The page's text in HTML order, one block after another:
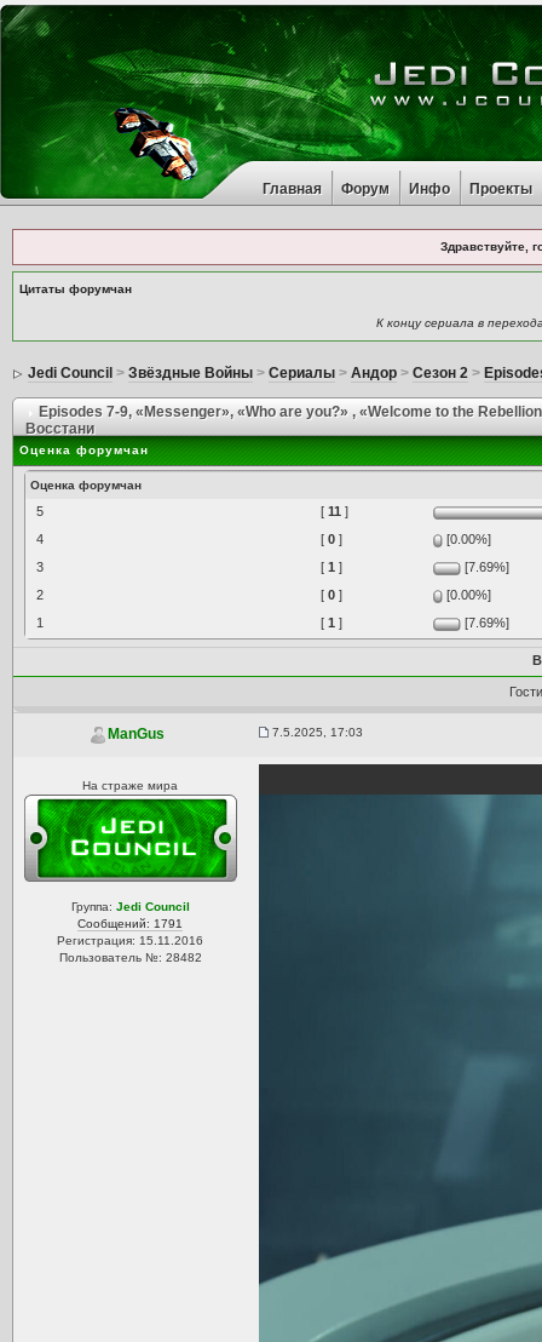
Главная Форум Инфо Проекты
Здравствуйте,
Цитаты форумчан
К концу сериала в
Jedi Council > Звёздные Войны> Сериалы> Андор> Сезон 2>
Episodes 7-9, «Messenger», «Who are you?» , «Welcome to the
Восстани
Оценка форумчан
Оценка форумчан
5 [ 11 ]
4
[ 0]
[0.00%]
3
[ 1 ]
[7.69%]
2
[ 0]
[0.00%]
1
[ 1 ] [7.69%]
ManGus 7.5.2025, 17:03
На страже мира
Группа: Jedi Council
Сообщений: 1791
Регистрация: 15.11.2016
Пользователь №: 28482